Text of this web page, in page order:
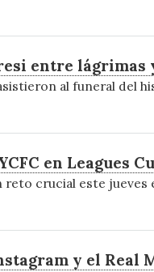
entre lágrimas
al funeral del
en Leagues
reto crucial este
y el Real